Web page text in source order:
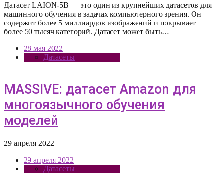
Датасет LAION-5B — это один из крупнейших датасетов для
машинного обучения в задачах компьютерного зрения. Он
содержит более 5 миллиардов изображений и покрывает
более 50 тысяч категорий. Датасет может быть…
28 мая 2022
Датасеты
MASSIVE: датасет Amazon для
многоязычного обучения
моделей
29 апреля 2022
29 апреля 2022
Датасеты